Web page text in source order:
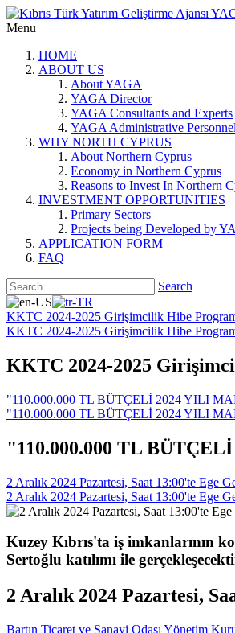
Menu
HOME
ABOUT US
About YAGA
YAGA Director
YAGA Consultants and Experts
YAGA Administrative Personnel
WHY NORTH CYPRUS
About Northern Cyprus
Economy in Northern Cyprus
Reasons to Invest In Northern
INVESTMENT OPPORTUNITIES
Primary Sectors
Projects being Developed by
APPLICATION FORM
FAQ
Search
KKTC 2024-2025 Girişimcilik Hibe
KKTC 2024-2025 Girişimcilik Hibe
KKTC 2024-2025
"110.000.000 TL BÜTÇELİ 2024 YILI
"110.000.000 TL BÜTÇELİ 2024 YILI
"110.000.000 TL
2 Aralık 2024 Pazartesi, Saat 13:00'te Ege
2 Aralık 2024 Pazartesi, Saat 13:00'te Ege
Kuzey Kıbrıs'ta iş imkanlarının
Sertoğlu katılımı ile
2 Aralık 2024 Pazartesi,
Bartın Ticaret ve Sanayi Odası Yönetim